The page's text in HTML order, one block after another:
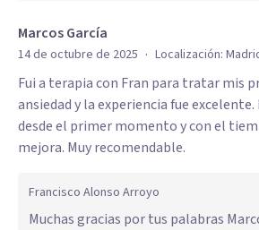
Marcos García
14 de octubre de 2025 · Localización:
Fui a terapia con Fran para tratar mis
ansiedad y la experiencia fue
desde el primer momento y con el
mejora. Muy recomendable.
Francisco Alonso Arroyo
Muchas gracias por tus palabras